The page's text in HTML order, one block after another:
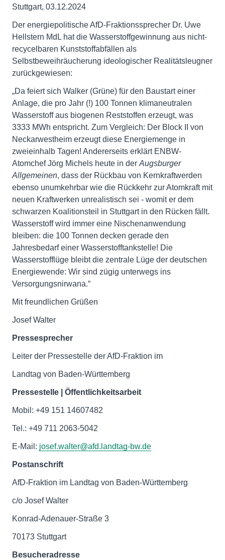
Stuttgart, 03.12.2024
Der energiepolitische AfD-Fraktionssprecher Dr. Uwe
Hellstern MdL hat die Wasserstoffgewinnung aus nicht-
recycelbaren Kunststoffabfällen als
Selbstbeweihräucherung ideologischer Realitätsleugner
zurückgewiesen:
„Da feiert sich Walker (Grüne) für den Baustart einer
Anlage, die pro Jahr (!) 100 Tonnen klimaneutralen
Wasserstoff aus biogenen Reststoffen erzeugt, was
3333 MWh entspricht. Zum Vergleich: Der Block II von
Neckarwestheim erzeugt diese Energiemenge in
zweieinhalb Tagen! Andererseits erklärt ENBW-
Atomchef Jörg Michels heute in der Augsburger
Allgemeinen, dass der Rückbau von Kernkraftwerden
ebenso unumkehrbar wie die Rückkehr zur Atomkraft mit
neuen Kraftwerken unrealistisch sei - womit er dem
schwarzen Koalitionsteil in Stuttgart in den Rücken fällt.
Wasserstoff wird immer eine Nischenanwendung
bleiben: die 100 Tonnen decken gerade den
Jahresbedarf einer Wasserstofftankstelle! Die
Wasserstofflüge bleibt die zentrale Lüge der deutschen
Energiewende: Wir sind zügig unterwegs ins
Versorgungsnirwana.“
Mit freundlichen Grüßen
Josef Walter
Pressesprecher
Leiter der Pressestelle der AfD-Fraktion im
Landtag von Baden-Württemberg
Pressestelle | Öffentlichkeitsarbeit
Mobil: +49 151 14607482
Tel.: +49 711 2063-5042
E-Mail: josef.walter@afd.landtag-bw.de
Postanschrift
AfD-Fraktion im Landtag von Baden-Württemberg
c/o Josef Walter
Konrad-Adenauer-Straße 3
70173 Stuttgart
Besucheradresse